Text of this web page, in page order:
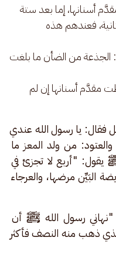
أسنانها، إما بعد ستة
فعندهم هذه
الجذعة من الضأن ما بلغت
مقدَّم أسنانها إن لم
يا رسول الله عندي
من ولد المعز ما
"أربع لا تجزئ في
البَيِّن مرضها، والعرجاء
رسول الله ﷺ أن
ذهب منه النصف فأكثر